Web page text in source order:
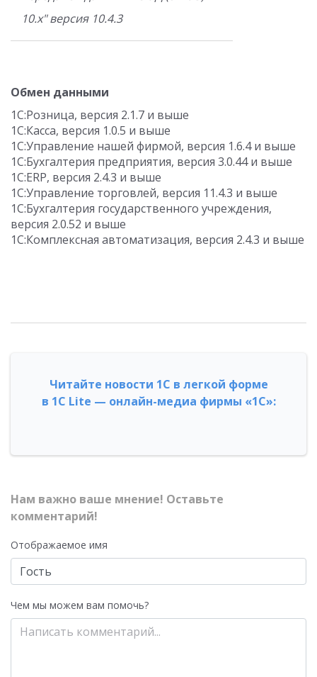
10.x" версия 10.4.3
Обмен данными
1С:Розница, версия 2.1.7 и выше
1С:Касса, версия 1.0.5 и выше
1С:Управление нашей фирмой, версия 1.6.4 и выше
1С:Бухгалтерия предприятия, версия 3.0.44 и выше
1С:ERP, версия 2.4.3 и выше
1С:Управление торговлей, версия 11.4.3 и выше
1С:Бухгалтерия государственного учреждения,
версия 2.0.52 и выше
1С:Комплексная автоматизация, версия 2.4.3 и выше
Читайте новости 1С в легкой форме
в 1С Lite — онлайн-медиа фирмы «1С»:
Нам важно ваше мнение! Оставьте
комментарий!
Отображаемое имя
Чем мы можем вам помочь?